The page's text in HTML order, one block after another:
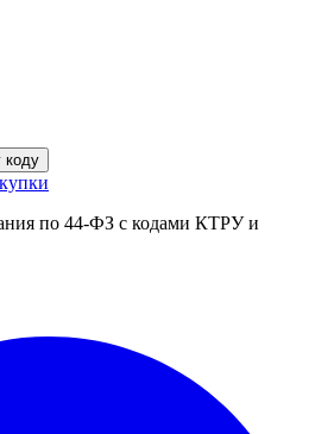
коду
по 44-ФЗ с кодами КТРУ и